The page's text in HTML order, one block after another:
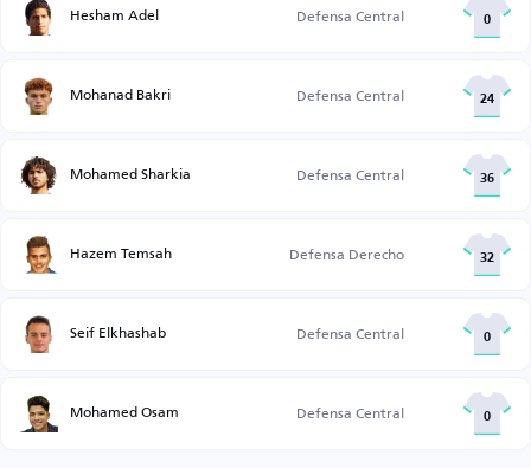
Hesham Adel Defensa Central 0
Mohanad Bakri Defensa Central 24
Mohamed Sharkia Defensa Central 36
Hazem Temsah Defensa Derecho 32
Seif Elkhashab Defensa Central 0
Mohamed Osam Defensa Central 0